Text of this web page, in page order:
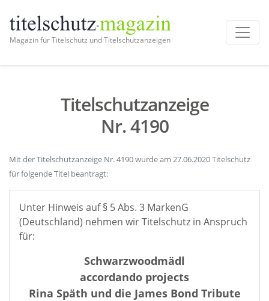
Magazin für Titelschutz und Titelschutzanzeigen
Titelschutzanzeige
Nr. 4190
Mit der Titelschutzanzeige Nr. 4190 wurde am 27.06.2020 Titelschutz
für folgende Titel beantragt:
Unter Hinweis auf § 5 Abs. 3 MarkenG
(Deutschland) nehmen wir Titelschutz in Anspruch
für:
Schwarzwoodmädl
accordando projects
Rina Späth und die James Bond Tribute